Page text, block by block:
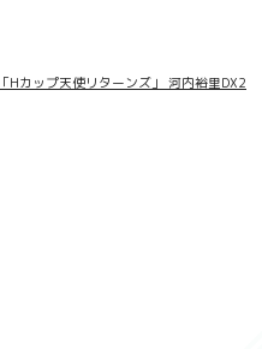
「Hカップ天使リターンズ」 河内裕里DX2